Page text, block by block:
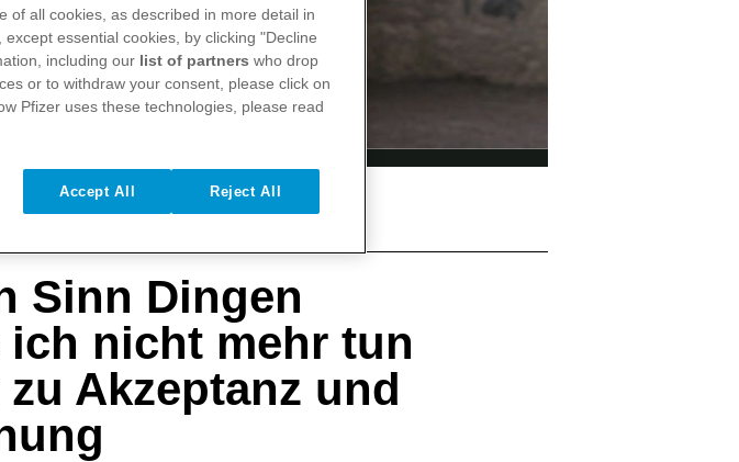
Sinn Dingen
nicht mehr tun
Akzeptanz und
of all cookies, as described in more detail in
essential cookies, by clicking "Decline
including our list of partners who drop
or to withdraw your consent, please click on
Pfizer uses these technologies, please read
Reject All
Accept All